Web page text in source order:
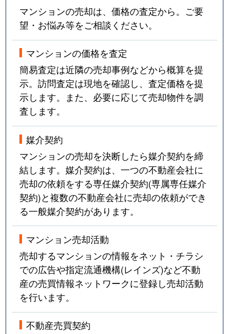
1,300万円 膳所
徒歩6分
馬場
3,800万円 膳所
馬場
1,400万円 膳所
比叡辻
900万円 比叡山坂本
徒歩13分
富士見台
1,300万円 石山
徒歩19分
螢谷
1,100万円 石山
徒歩15分
螢谷
1,100万円 唐橋前
徒歩4分
本堅田
2,100万円 堅田
徒歩8分
本堅田
2,400万円 堅田
徒歩4分
本堅田
1,500万円 堅田
徒歩6分
本堅田
1,300万円 堅田
徒歩4分
松原町
2,800万円 石山
徒歩6分
松原町
真野
1,400万円
マンションの売却は、価格の査定から。ご要
望・お悩み等をご相談ください。
マンションの価格を査定
簡易査定は近隣の売却事例などから概算を提
示。訪問査定は現地を確認し、査定価格を提
示します。また、必要に応じて売却物件を調
査します。
媒介契約
マンションの売却を決断したら媒介契約を締
結します。媒介契約は、一つの不動産会社に
売却の依頼をする専任媒介契約(専属専任媒介
契約)と複数の不動産会社に売却の依頼ができ
る一般媒介契約があります。
マンション売却活動
売却するマンションの情報をネット・チラシ
での広告や指定流通機構(レインズ)など不動
産の売買情報ネットワークに登録し売却活動
を行います。
不動産売買契約